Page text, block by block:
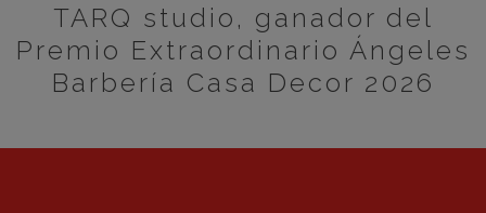
TARQ studio, ganador del
Premio Extraordinario Ángeles
Barbería Casa Decor 2026